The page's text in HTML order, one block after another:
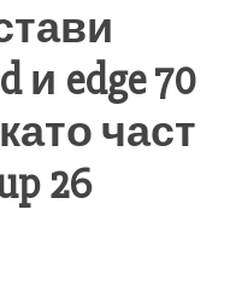
и edge 70
част
26